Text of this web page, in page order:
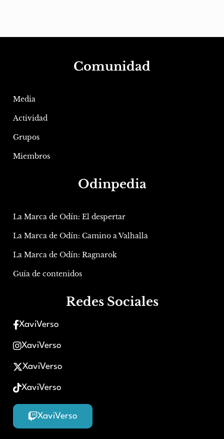
Comunidad
Media
Actividad
Grupos
Miembros
Odinpedia
La Marca de Odín: El despertar
La Marca de Odín: Camino a Valhalla
La Marca de Odín: Ragnarok
Guía de contenidos
Redes Sociales
XaviVerso
XaviVerso
XaviVerso
XaviVerso
XaviVerso